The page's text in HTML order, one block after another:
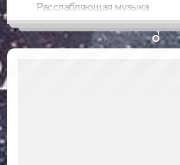
Расслабляющая музыка